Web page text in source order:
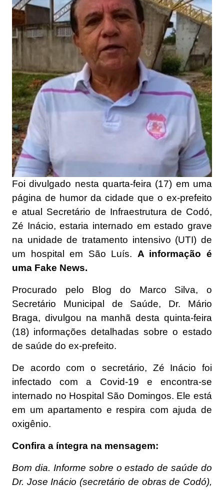
Foi divulgado nesta quarta-feira (17) em uma
página de humor da cidade que o ex-prefeito
e atual Secretário de Infraestrutura de Codó,
Zé Inácio, estaria internado em estado grave
na unidade de tratamento intensivo (UTI) de
um hospital em São Luís. A informação é
uma Fake News.
Procurado pelo Blog do Marco Silva, o
Secretário Municipal de Saúde, Dr. Mário
Braga, divulgou na manhã desta quinta-feira
(18) informações detalhadas sobre o estado
de saúde do ex-prefeito.
De acordo com o secretário, Zé Inácio foi
infectado com a Covid-19 e encontra-se
internado no Hospital São Domingos. Ele está
em um apartamento e respira com ajuda de
oxigênio.
Confira a íntegra na mensagem:
Bom dia. Informe sobre o estado de saúde do
Dr. Jose Inácio (secretário de obras de Codó),